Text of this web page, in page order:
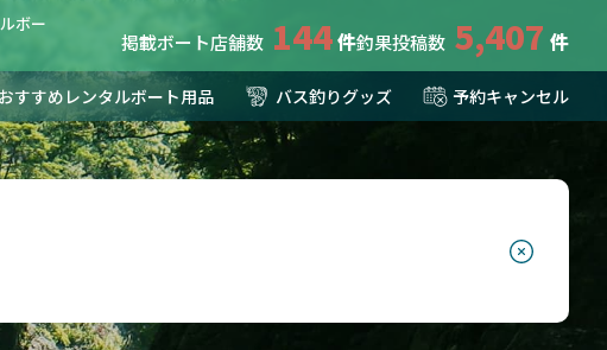
ボー
掲載ボート店舗数 144 釣果投稿数 5,407
おすすめレンタルボート用品 バス釣りグッズ 予約キャンセル